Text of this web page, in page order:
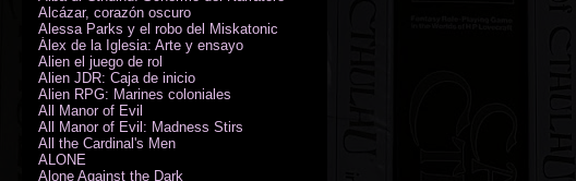
Alcázar, corazón oscuro
Alessa Parks y el robo del Miskatonic
Álex de la Iglesia: Arte y ensayo
Alien el juego de rol
Alien JDR: Caja de inicio
Alien RPG: Marines coloniales
All Manor of Evil
All Manor of Evil: Madness Stirs
All the Cardinal's Men
ALONE
Alone Against the Dark